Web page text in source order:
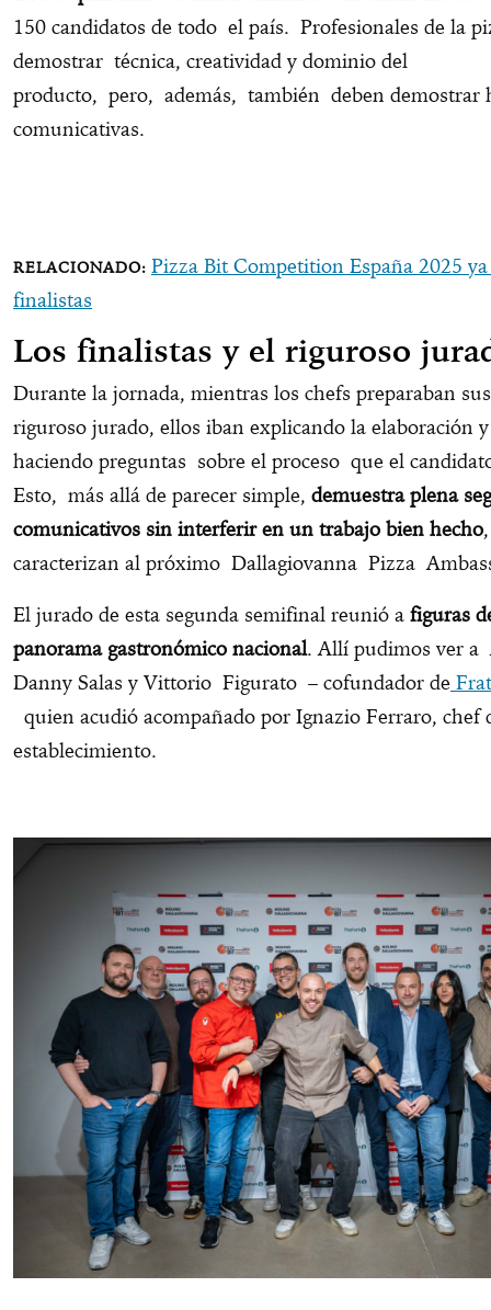
150 candidatos de todo el país. Profesionales de la
demostrar técnica, creatividad y dominio del
producto, pero, además, también deben demostrar
comunicativas.
Pizza Bit Competition España 2025
finalistas
Los finalistas y el riguroso
Durante la jornada, mientras los chefs preparaban
riguroso jurado, ellos iban explicando la elaboración
haciendo preguntas sobre el proceso que el
Esto, más allá de parecer simple, demuestra plena
comunicativos sin interferir en un trabajo bien hecho
caracterizan al próximo Dallagiovanna Pizza
El jurado de esta segunda semifinal reunió a figuras
panorama gastronómico nacional. Allí pudimos ver
Danny Salas y Vittorio Figurato – cofundador de
quien acudió acompañado por Ignazio Ferraro, chef
establecimiento.